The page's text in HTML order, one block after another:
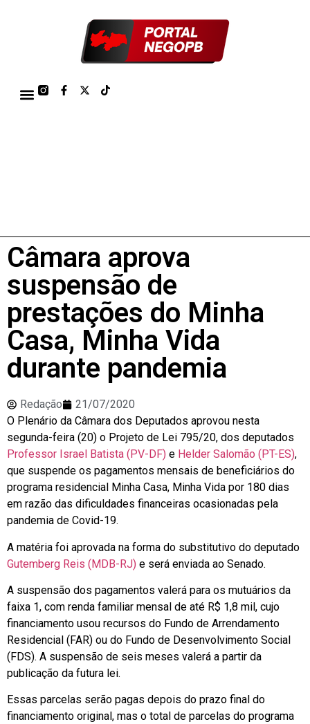
Câmara aprova
suspensão de
prestações do Minha
Casa, Minha Vida
durante pandemia
Redação
21/07/2020
O Plenário da Câmara dos Deputados aprovou nesta
segunda-feira (20) o Projeto de Lei 795/20, dos deputados
Professor Israel Batista (PV-DF) e Helder Salomão (PT-ES),
que suspende os pagamentos mensais de beneficiários do
programa residencial Minha Casa, Minha Vida por 180 dias
em razão das dificuldades financeiras ocasionadas pela
pandemia de Covid-19.
A matéria foi aprovada na forma do substitutivo do deputado
Gutemberg Reis (MDB-RJ) e será enviada ao Senado.
A suspensão dos pagamentos valerá para os mutuários da
faixa 1, com renda familiar mensal de até R$ 1,8 mil, cujo
financiamento usou recursos do Fundo de Arrendamento
Residencial (FAR) ou do Fundo de Desenvolvimento Social
(FDS). A suspensão de seis meses valerá a partir da
publicação da futura lei.
Essas parcelas serão pagas depois do prazo final do
financiamento original, mas o total de parcelas do programa